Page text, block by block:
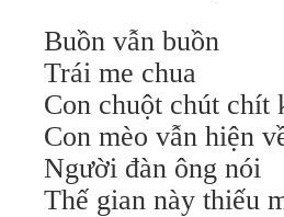
Buồn vẫn buồn
Trái me chua
Con chuột chút chít
Con mèo vẫn hiện
Người đàn ông nói
Thế gian này thiếu